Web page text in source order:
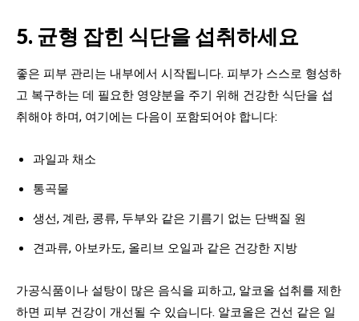
5. 균형 잡힌 식단을 섭취하세요
좋은 피부 관리는 내부에서 시작됩니다. 피부가 스스로 형성하
고 복구하는 데 필요한 영양분을 주기 위해 건강한 식단을 섭
취해야 하며, 여기에는 다음이 포함되어야 합니다:
과일과 채소
통곡물
생선, 계란, 콩류, 두부와 같은 기름기 없는 단백질 원
견과류, 아보카도, 올리브 오일과 같은 건강한 지방
가공식품이나 설탕이 많은 음식을 피하고, 알코올 섭취를 제한
하면 피부 건강이 개선될 수 있습니다. 알코올은 건선 같은 일